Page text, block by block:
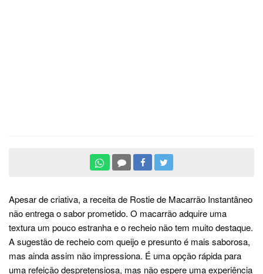
Apesar de criativa, a receita de Rostie de Macarrão Instantâneo
não entrega o sabor prometido. O macarrão adquire uma
textura um pouco estranha e o recheio não tem muito destaque.
A sugestão de recheio com queijo e presunto é mais saborosa,
mas ainda assim não impressiona. É uma opção rápida para
uma refeição despretensiosa, mas não espere uma experiência